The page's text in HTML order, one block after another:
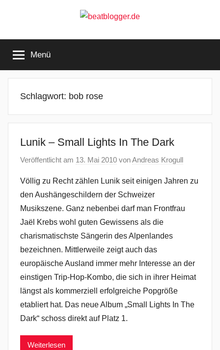
beatblogger.de
the
beat
goes
Menü
Schlagwort: bob rose
Lunik – Small Lights In The Dark
Veröffentlicht am 13. Mai 2010 vonAndreas Krogull
Völlig zu Recht zählen Lunik seit einigen Jahren zu
den Aushängeschildern der Schweizer
Musikszene. Ganz nebenbei darf man Frontfrau
Jaël Krebs wohl guten Gewissens als die
charismatischste Sängerin des Alpenlandes
bezeichnen. Mittlerweile zeigt auch das
europäische Ausland immer mehr Interesse an der
einstigen Trip-Hop-Kombo, die sich in ihrer Heimat
längst als kommerziell erfolgreiche Popgröße
etabliert hat. Das neue Album „Small Lights In The
Dark“ schoss direkt auf Platz 1.
Weiterlesen